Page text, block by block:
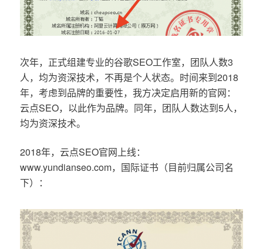
次年，正式组建专业的谷歌SEO工作室，团队人数3
人，均为资深技术，不再是个人状态。时间来到2018
年，考虑到品牌的重要性，我方决定启用新的官网：
云点SEO，以此作为品牌。同年，团队人数达到5人，
均为资深技术。
2018年，云点SEO官网上线：
www.yundianseo.com，国际证书（目前归属公司名
下）：